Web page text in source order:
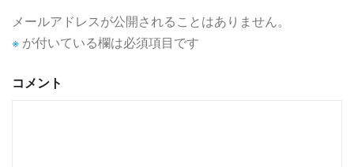
メールアドレスが公開されることはありません。
※ が付いている欄は必須項目です
コメント